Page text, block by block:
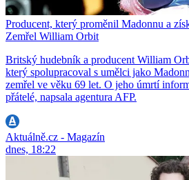
Producent, který proměnil Madonnu a
Zemřel William Orbit
Britský hudebník a producent William
který spolupracoval s umělci jako
zemřel ve věku 69 let. O jeho úmrtí
přátelé, napsala agentura AFP.
Aktuálně.cz - Magazín
dnes, 18:22